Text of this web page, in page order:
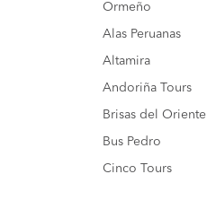
Ormeño
Alas Peruanas
Altamira
Andoriña Tours
Brisas del Oriente
Bus Pedro
Cinco Tours